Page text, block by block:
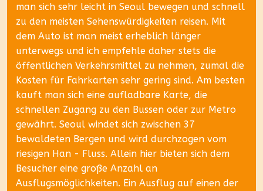
man sich sehr leicht in Seoul bewegen und schnell
zu den meisten Sehenswürdigkeiten reisen. Mit
dem Auto ist man meist erheblich länger
unterwegs und ich empfehle daher stets die
öffentlichen Verkehrsmittel zu nehmen, zumal die
Kosten für Fahrkarten sehr gering sind. Am besten
kauft man sich eine aufladbare Karte, die
schnellen Zugang zu den Bussen oder zur Metro
gewährt. Seoul windet sich zwischen 37
bewaldeten Bergen und wird durchzogen vom
riesigen Han - Fluss. Allein hier bieten sich dem
Besucher eine große Anzahl an
Ausflugsmöglichkeiten. Ein Ausflug auf einen der